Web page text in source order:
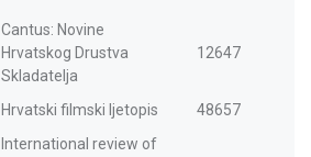
Cantus: Novine
Hrvatskog Drustva
Skladatelja
12647
Hrvatski filmski ljetopis
48657
International review of